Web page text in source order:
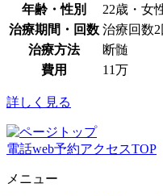
年齢・性別
22歳・女
治療期間・回数 治療回数2
治療方法
断髄
費用
11万
詳しく見る
電話web予約アクセスTOP
メニュー